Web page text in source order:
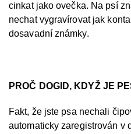
cinkat jako ovečka. Na psí
nechat vygravírovat jak
dosavadní známky.
PROČ DOGID, KDYŽ JE
Fakt, že jste psa nechali
automaticky zaregistrován v